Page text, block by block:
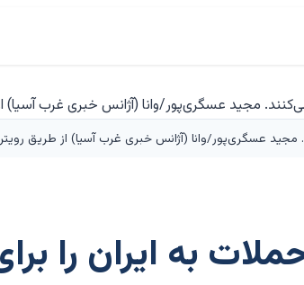
مجید عسگری‌پور/وانا (آژانس خبری غرب آسیا) از طریق
به ایران را